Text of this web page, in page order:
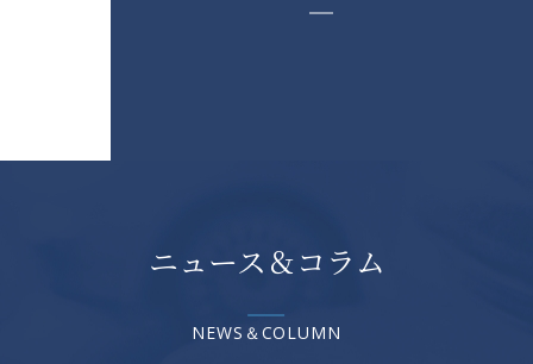
ニュース＆コラム
NEWS＆COLUMN